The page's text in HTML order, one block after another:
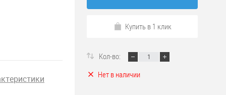
Купить в 1 клик
Кол-во:
Нет в наличии